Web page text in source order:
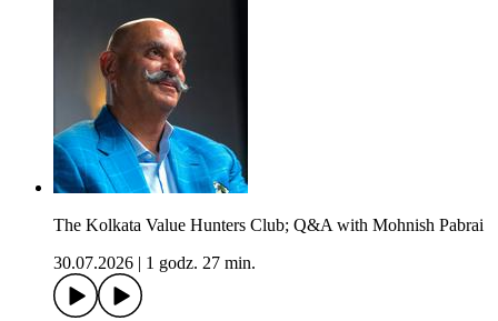
The Kolkata Value Hunters Club; Q&A with Mohnish Pabrai
30.07.2026
1 godz. 27 min.